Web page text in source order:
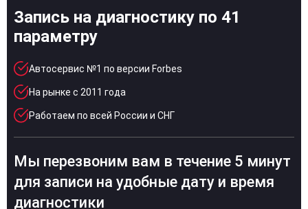
Запись на диагностику по 41
параметру
Автосервис №1 по версии Forbes
На рынке с 2011 года
Работаем по всей России и СНГ
Мы перезвоним вам в течение 5 минут
для записи на удобные дату и время
диагностики